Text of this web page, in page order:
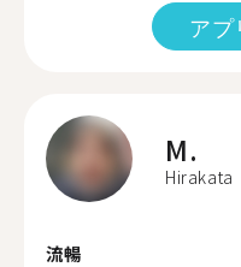
アプ
M.
Hirakata
流暢